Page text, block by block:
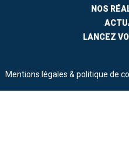
NOS
LANCEZ
Mentions légales & politique de